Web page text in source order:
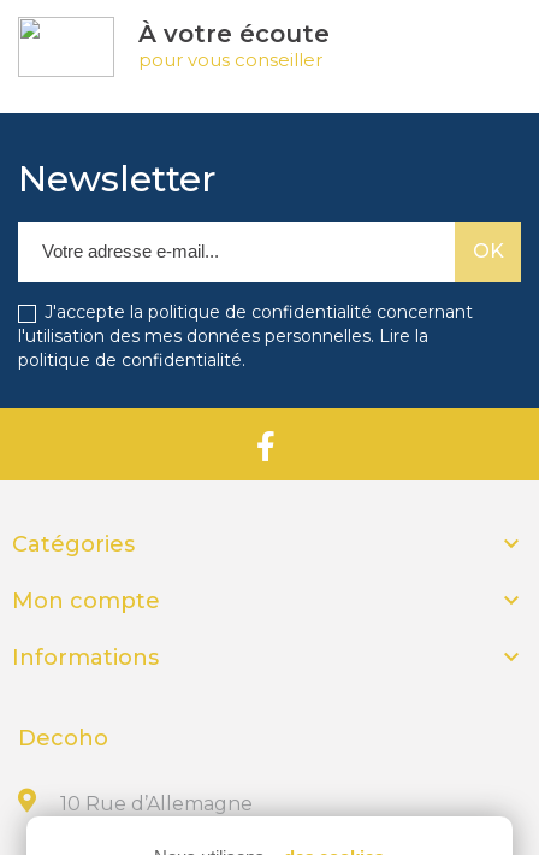
À votre écoute
pour vous conseiller
Newsletter
J'accepte la politique de confidentialité concernant
l'utilisation des mes données personnelles. Lire la
politique de confidentialité.
Catégories 
Mon compte 
Informations 
Decoho
10 Rue d’Allemagne